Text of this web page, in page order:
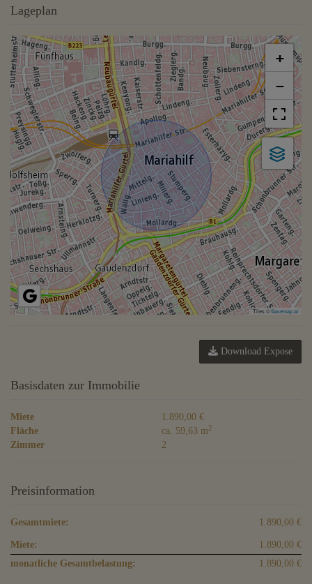
Lageplan
+
−
Tiles ©basemap.at
Download Expose
Basisdaten zur Immobilie
Miete
1.890,00 €
Fläche
ca. 59,63 m2
Zimmer 2
Preisinformation
Gesamtmiete: 1.890,00 €
Miete:
1.890,00 €
monatliche Gesamtbelastung:
1.890,00 €